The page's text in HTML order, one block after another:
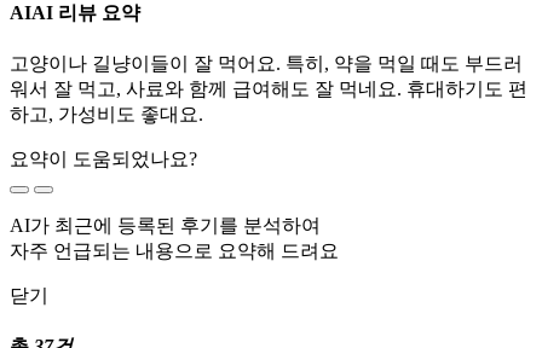
AIAI 리뷰 요약
고양이나 길냥이들이 잘 먹어요. 특히, 약을 먹일 때도 부드러
워서 잘 먹고, 사료와 함께 급여해도 잘 먹네요. 휴대하기도 편
하고, 가성비도 좋대요.
요약이 도움되었나요?
AI가 최근에 등록된 후기를 분석하여
자주 언급되는 내용으로 요약해 드려요
닫기